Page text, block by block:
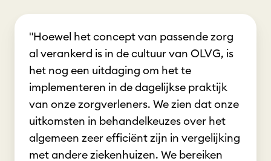
"Hoewel het concept van passende zorg
al verankerd is in de cultuur van OLVG, is
het nog een uitdaging om het te
implementeren in de dagelijkse praktijk
van onze zorgverleners. We zien dat onze
uitkomsten in behandelkeuzes over het
algemeen zeer efficiënt zijn in vergelijking
met andere ziekenhuizen. We bereiken